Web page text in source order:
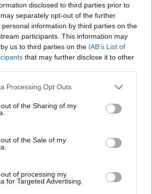
disclosed to third parties prior to
separately opt-out of the further
information by third parties on the
participants. This information may
us to third parties on the IAB’s List of
that may further disclose it to other
Processing Opt Outs
of the Sharing of my
of the Sale of my
of processing my
for Targeted Advertising.
lesz a Portfolio idei kiemelt
konferenciájának legfontosabb
és jelentkezésA Magyar Nemzeti Bank
a portfolio.hu hírarchívumához
olvasása előfizetéses
kötött.
teljes cikkarchívum
BÉT elmúlt 2 év napon belüli